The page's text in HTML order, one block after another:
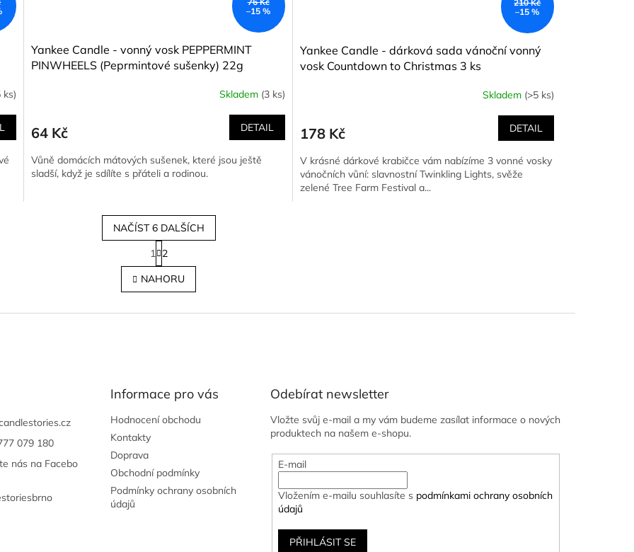
ks)
–15 %
Yankee Candle - vonný vosk PEPPERMINT
PINWHEELS (Peprmintové sušenky) 22g
Skladem (3 ks)
64 Kč DETAIL
Vůně domácích mátových sušenek, které jsou ještě
sladší, když je sdílíte s přáteli a rodinou.
210 Kč
–15 %
Yankee Candle - dárková sada vánoční vonný
vosk Countdown to Christmas 3 ks
Skladem (>5 ks)
178 Kč DETAIL
V krásné dárkové krabičce vám nabízíme 3 vonné vosky
vánočních vůní: slavnostní Twinkling Lights, svěže
zelené Tree Farm Festival a...
O
v
d
v
y
i
s
NAČÍST 6 DALŠÍCH
S
t
r
á
n
o
1 2
NAHORU
079 180
nás na Facebo
Informace pro vás
Hodnocení obchodu
Kontakty
Doprava
Obchodní podmínky
Podmínky ochrany osobních
údajů
Odebírat newsletter
Vložte svůj e-mail a my vám budeme zasílat informace o nových
produktech na našem e-shopu.
E-mail
Vložením e-mailu souhlasíte s podmínkami ochrany osobních
údajů
PŘIHLÁSIT SE